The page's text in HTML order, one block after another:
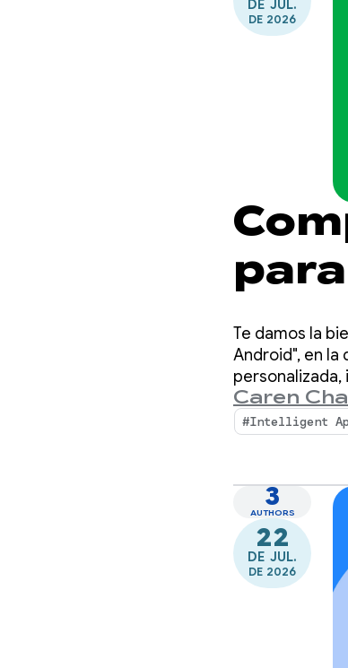
DE JUL.
DE 2026
Te damos la
Android", en la
de
Caren
#Intelligent
3
AUTHORS
22
DE JUL.
DE 2026